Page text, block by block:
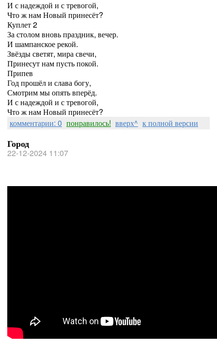
И с надеждой и с тревогой,
Что ж нам Новый принесёт?
Куплет 2
За столом вновь праздник, вечер.
И шампанское рекой.
Звёзды светят, мира свечи,
Принесут нам пусть покой.
Припев
Год прошёл и слава богу,
Смотрим мы опять вперёд.
И с надеждой и с тревогой,
Что ж нам Новый принесёт?
комментарии: 0 понравилось! вверх^ к полной версии
Город
22-12-2024 11:07